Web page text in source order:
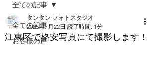
全ての記事
お客様の声
全ての記事
江東区で格安写真にて撮影します！
タンタン フォトスタジオ
2025年7月22日 読了時間: 1分